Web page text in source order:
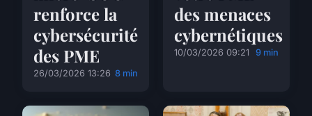
renforce la
cybersécurité
des PME
26/03/2026 13:26 8 min
des menaces
cybernétiques
10/03/2026 09:21 9 min